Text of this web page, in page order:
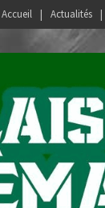
Accueil Actualités